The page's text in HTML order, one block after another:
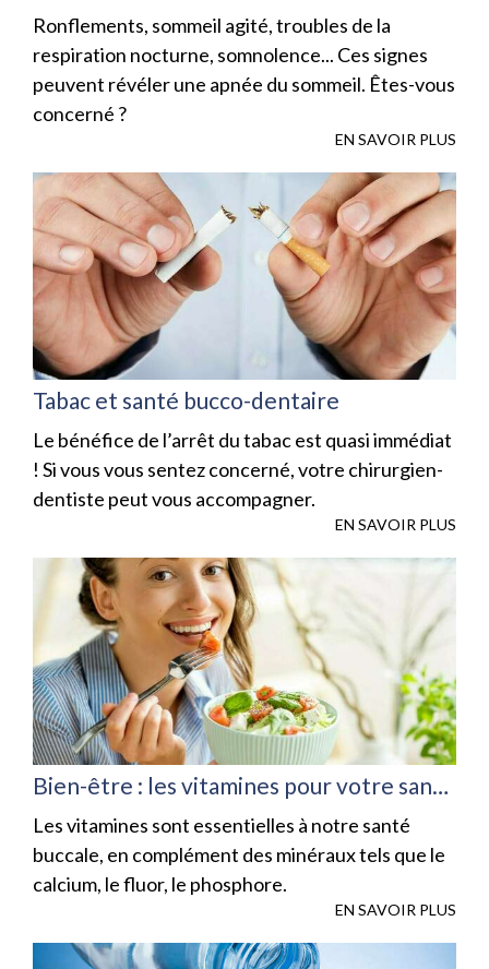
Ronflements, sommeil agité, troubles de la
respiration nocturne, somnolence... Ces signes
peuvent révéler une apnée du sommeil. Êtes-vous
concerné ?
EN SAVOIR PLUS
Tabac et santé bucco-dentaire
Le bénéfice de l’arrêt du tabac est quasi immédiat
! Si vous vous sentez concerné, votre chirurgien-
dentiste peut vous accompagner.
EN SAVOIR PLUS
Bien-être : les vitamines pour votre santé bucco-dentaire
Les vitamines sont essentielles à notre santé
buccale, en complément des minéraux tels que le
calcium, le fluor, le phosphore.
EN SAVOIR PLUS